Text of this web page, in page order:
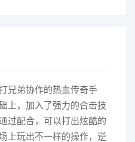
兄弟协作的热血传奇手
上，加入了强力的合击技
过配合，可以打出炫酷的
上玩出不一样的操作，逆